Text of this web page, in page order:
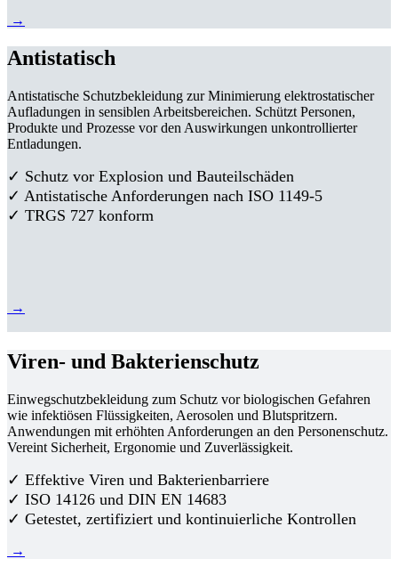
→
Antistatisch
Antistatische Schutzbekleidung zur Minimierung elektrostatischer
Aufladungen in sensiblen Arbeitsbereichen. Schützt Personen,
Produkte und Prozesse vor den Auswirkungen unkontrollierter
Entladungen.
✓ Schutz vor Explosion und Bauteilschäden
✓ Antistatische Anforderungen nach ISO 1149-5
✓ TRGS 727 konform
→
Viren- und Bakterienschutz
Einwegschutzbekleidung zum Schutz vor biologischen Gefahren
wie infektiösen Flüssigkeiten, Aerosolen und Blutspritzern.
Anwendungen mit erhöhten Anforderungen an den Personenschutz.
Vereint Sicherheit, Ergonomie und Zuverlässigkeit.
✓ Effektive Viren und Bakterienbarriere
✓ ISO 14126 und DIN EN 14683
✓ Getestet, zertifiziert und kontinuierliche Kontrollen
→